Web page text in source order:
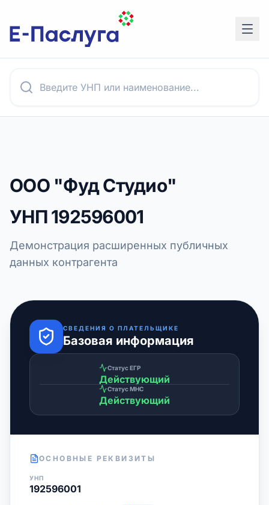
ООО "Фуд Студио"
УНП192596001
Демонстрация расширенных публичных
данных контрагента
СВЕДЕНИЯ О ПЛАТЕЛЬЩИКЕ
Базовая информация
Статус ЕГР
Действующий
Статус МНС
Действующий
ОСНОВНЫЕ РЕКВИЗИТЫ
УНП
192596001